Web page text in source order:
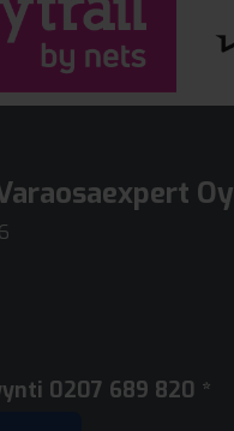
Oy
0207 689 820 *